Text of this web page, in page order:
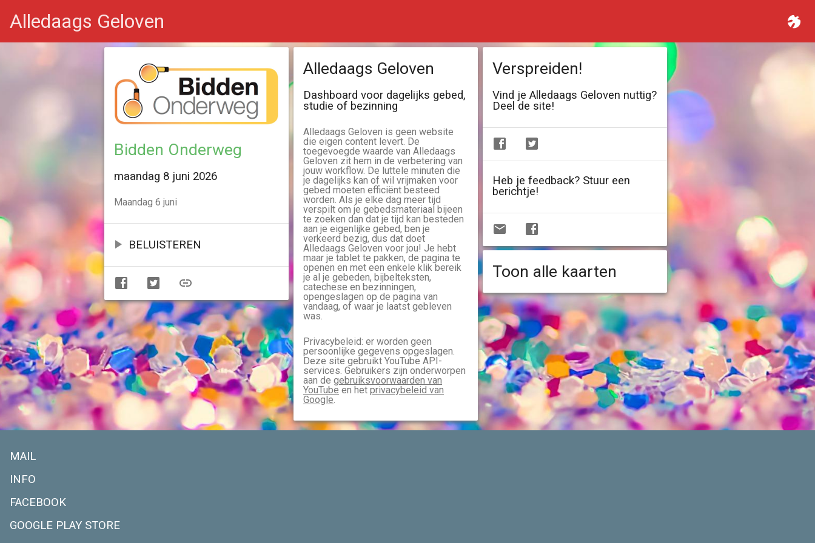
Alledaags Geloven
Bidden Onderweg
maandag 8 juni 2026
Maandag 6 juni
BELUISTEREN
Alledaags Geloven
Dashboard voor dagelijks gebed,
studie of bezinning
Alledaags Geloven is geen website
die eigen content levert. De
toegevoegde waarde van Alledaags
Geloven zit hem in de verbetering van
jouw workflow. De luttele minuten die
je dagelijks kan of wil vrijmaken voor
gebed moeten efficiënt besteed
worden. Als je elke dag meer tijd
verspilt om je gebedsmateriaal bijeen
te zoeken dan dat je tijd kan besteden
aan je eigenlijke gebed, ben je
verkeerd bezig, dus dat doet
Alledaags Geloven voor jou! Je hebt
maar je tablet te pakken, de pagina te
openen en met een enkele klik bereik
je al je gebeden, bijbelteksten,
catechese en bezinningen,
opengeslagen op de pagina van
vandaag, of waar je laatst gebleven
was.
Privacybeleid: er worden geen
persoonlijke gegevens opgeslagen.
Deze site gebruikt YouTube API-
services. Gebruikers zijn onderworpen
aan de gebruiksvoorwaarden van
YouTube en het privacybeleid van
Google.
Verspreiden!
Vind je Alledaags Geloven nuttig?
Deel de site!
Heb je feedback? Stuur een
berichtje!
Toon alle kaarten
MAIL
INFO
FACEBOOK
GOOGLE PLAY STORE